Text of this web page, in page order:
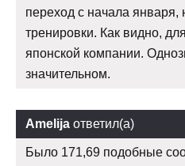
переход с начала января,
тренировки. Как видно,
японской компании.
значительном.
Amelija ответил(а)
Было 171,69 подобные